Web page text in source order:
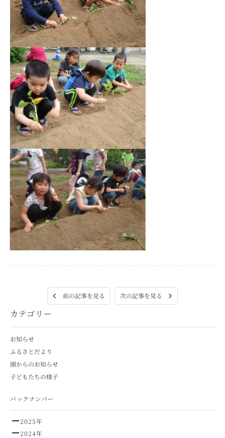
カテゴリー
お知らせ
ふるさとだより
園からのお知らせ
子どもたちの様子
バックナンバー
2025年
2024年
前の記事を見る 次の記事を見る